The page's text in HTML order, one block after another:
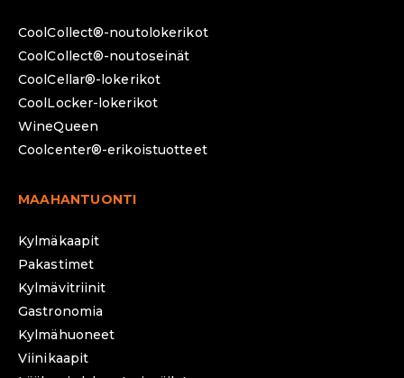
CoolCollect®-noutolokerikot
CoolCollect®-noutoseinät
CoolCellar®-lokerikot
CoolLocker-lokerikot
WineQueen
Coolcenter®-erikoistuotteet
MAAHANTUONTI
Kylmäkaapit
Pakastimet
Kylmävitriinit
Gastronomia
Kylmähuoneet
Viinikaapit